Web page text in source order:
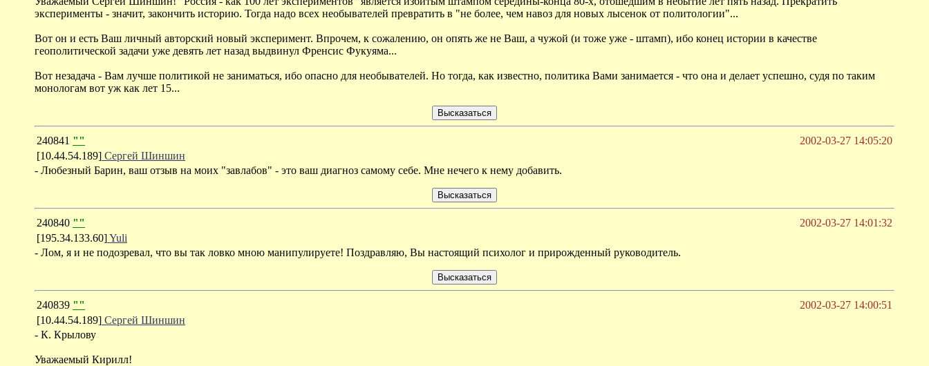
эксперименты - значит, закончить историю. Тогда надо всех необывателей превратить в "не более, чем навоз для новых лысенок от политологии"...
Вот он и есть Ваш личный авторский новый эксперимент. Впрочем, к сожалению, он опять же не Ваш, а чужой (и тоже уже - штамп), ибо конец истории в качестве
геополитической задачи уже девять лет назад выдвинул Френсис Фукуяма...
Вот незадача - Вам лучше политикой не заниматься, ибо опасно для необывателей. Но тогда, как известно, политика Вами занимается - что она и делает успешно, судя по таким
монологам вот уж как лет 15...
240841 ""
2002-03-27 14:05:20
[10.44.54.189] Сергей Шиншин
- Любезный Барин, ваш отзыв на моих "завлабов" - это ваш диагноз самому себе. Мне нечего к нему добавить.
240840 ""
2002-03-27 14:01:32
[195.34.133.60]Yuli
- Лом, я и не подозревал, что вы так ловко мною манипулируете! Поздравляю, Вы настоящий психолог и прирожденный руководитель.
240839 ""
2002-03-27 14:00:51
[10.44.54.189] Сергей Шиншин
- К. Крылову
Уважаемый Кирилл!